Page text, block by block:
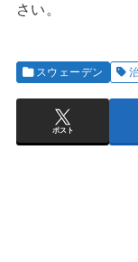
さい。
スウェーデン
ポスト